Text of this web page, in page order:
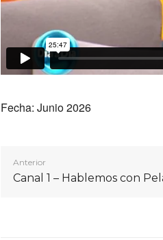
Fecha: Junio 2026
Anterior
Canal 1 – Hablemos con